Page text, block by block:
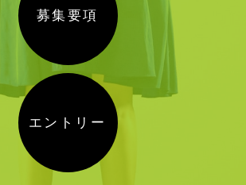
募集要項
エントリー